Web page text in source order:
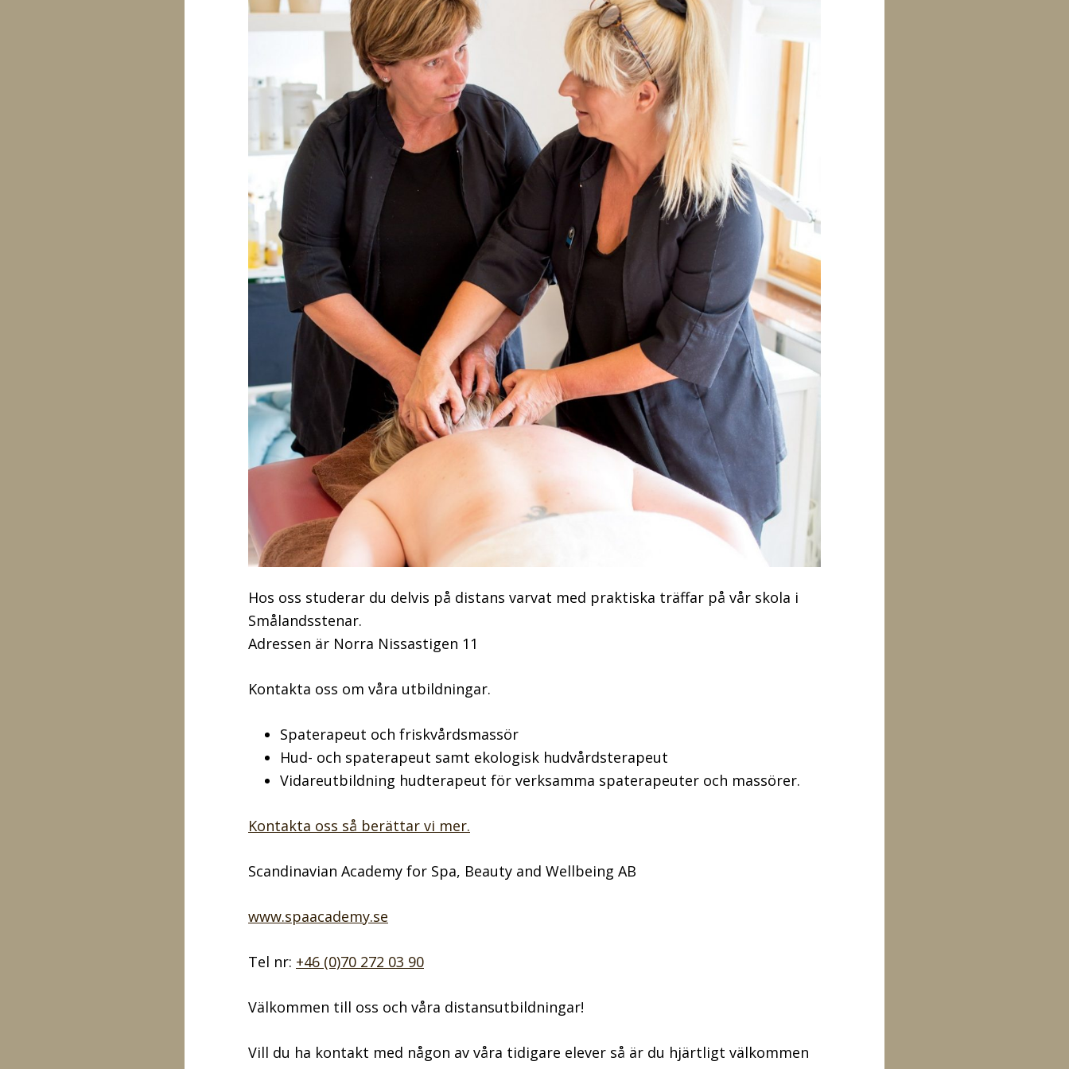
Hos oss studerar du delvis på distans varvat med praktiska träffar på vår skola i
Smålandsstenar.
Adressen är Norra Nissastigen 11
Kontakta oss om våra utbildningar.
Spaterapeut och friskvårdsmassör
Hud- och spaterapeut samt ekologisk hudvårdsterapeut
Vidareutbildning hudterapeut för verksamma spaterapeuter och massörer.
Kontakta oss så berättar vi mer.
Scandinavian Academy for Spa, Beauty and Wellbeing AB
www.spaacademy.se
Tel nr: +46 (0)70 272 03 90
Välkommen till oss och våra distansutbildningar!
Vill du ha kontakt med någon av våra tidigare elever så är du hjärtligt välkommen